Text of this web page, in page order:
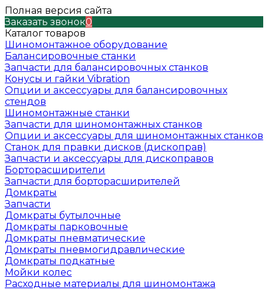
Полная версия сайта
Заказать звонок0
Каталог товаров
Шиномонтажное оборудование
Балансировочные станки
Запчасти для балансировочных станков
Конусы и гайки Vibration
Опции и аксессуары для балансировочных
стендов
Шиномонтажные станки
Запчасти для шиномонтажных станков
Опции и аксессуары для шиномонтажных станков
Станок для правки дисков (дископрав)
Запчасти и аксессуары для дископравов
Борторасширители
Запчасти для борторасширителей
Домкраты
Запчасти
Домкраты бутылочные
Домкраты парковочные
Домкраты пневматические
Домкраты пневмогидравлические
Домкраты подкатные
Мойки колес
Расходные материалы для шиномонтажа